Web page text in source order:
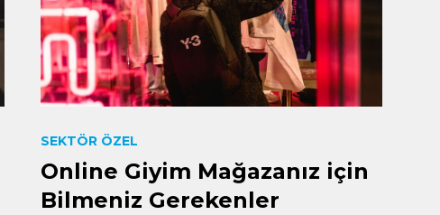
SEKTÖR ÖZEL
Online Giyim Mağazanız için
Bilmeniz Gerekenler